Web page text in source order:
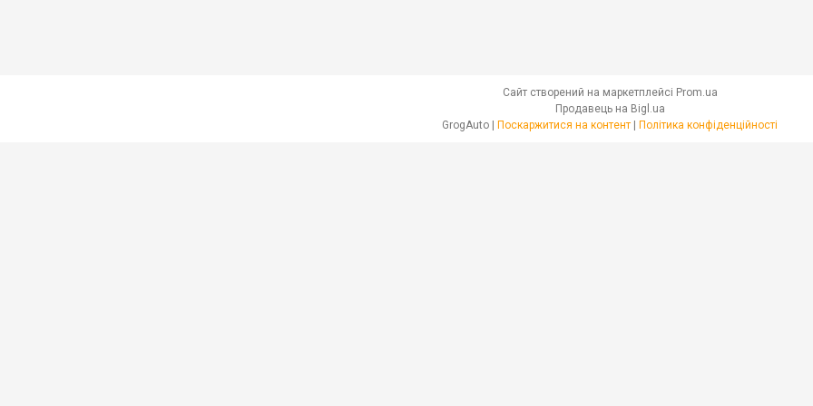
Сайт створений на маркетплейсі Prom.ua
Продавець на Bigl.ua
GrogAuto | Поскаржитися на контент | Політика конфіденційності